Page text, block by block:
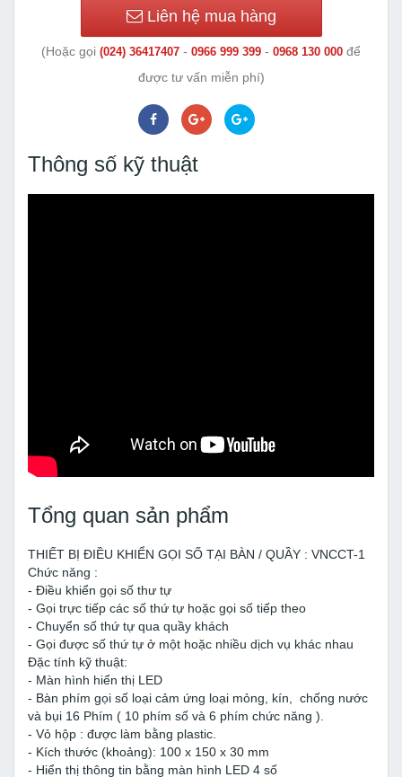
Liên hệ mua hàng
(Hoặc gọi (024) 36417407 - 0966 999 399 - 0968 130 000 để
được tư vấn miễn phí)
Thông số kỹ thuật
Tổng quan sản phẩm
THIẾT BỊ ĐIỀU KHIỂN GỌI SỐ TẠI BÀN / QUẦY : VNCCT-1
Chức năng :
- Điều khiển gọi số thư tự
- Gọi trực tiếp các số thứ tự hoặc gọi số tiếp theo
- Chuyển số thứ tự qua quầy khách
- Gọi được số thứ tự ở một hoặc nhiều dịch vụ khác nhau
Đặc tính kỹ thuật:
- Màn hình hiển thị LED
- Bàn phím gọi số loại cảm ứng loại mỏng, kín, chống nước
và bụi 16 Phím ( 10 phím số và 6 phím chức năng ).
- Vỏ hộp : được làm bằng plastic.
- Kích thước (khoảng): 100 x 150 x 30 mm
- Hiển thị thông tin bằng màn hình LED 4 số